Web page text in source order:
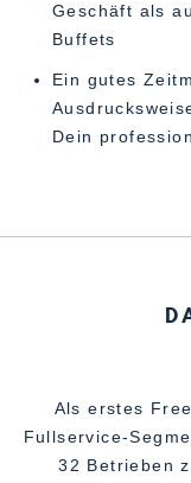
Geschäft als
Buffets
Ein gutes
Dein
Als erstes
Fullservice-
32 Betrieben